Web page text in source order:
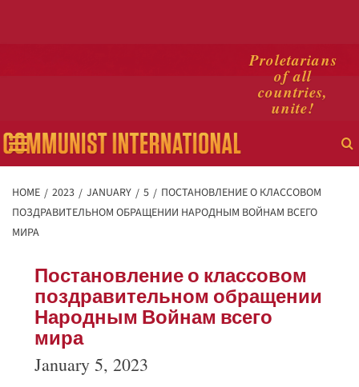
Proletarians
of all
countries,
unite!
Primary
Menu
HOME 2023 JANUARY 5
ПОСТАНОВЛЕНИЕ О КЛАССОВОМ
ПОЗДРАВИТЕЛЬНОМ ОБРАЩЕНИИ НАРОДНЫМ ВОЙНАМ ВСЕГО
МИРА
Постановление о классовом
поздравительном обращении
Народным Войнам всего
мира
January 5, 2023